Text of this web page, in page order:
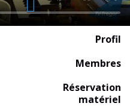

Profil
Membres
Réservation
matériel